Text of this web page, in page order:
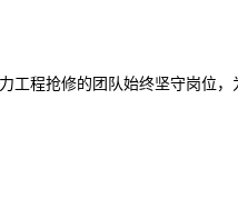
工程抢修的团队始终坚守岗位